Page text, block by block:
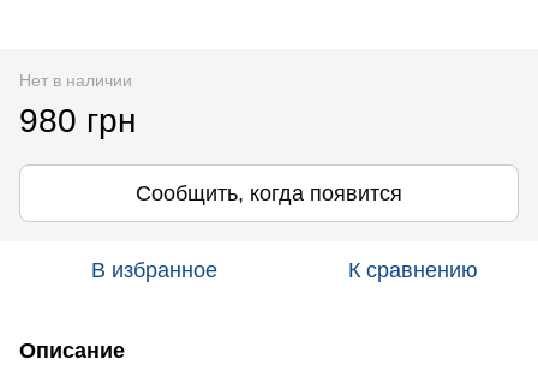
Нет в наличии
980 грн
Сообщить, когда появится
В избранное К сравнению
Описание